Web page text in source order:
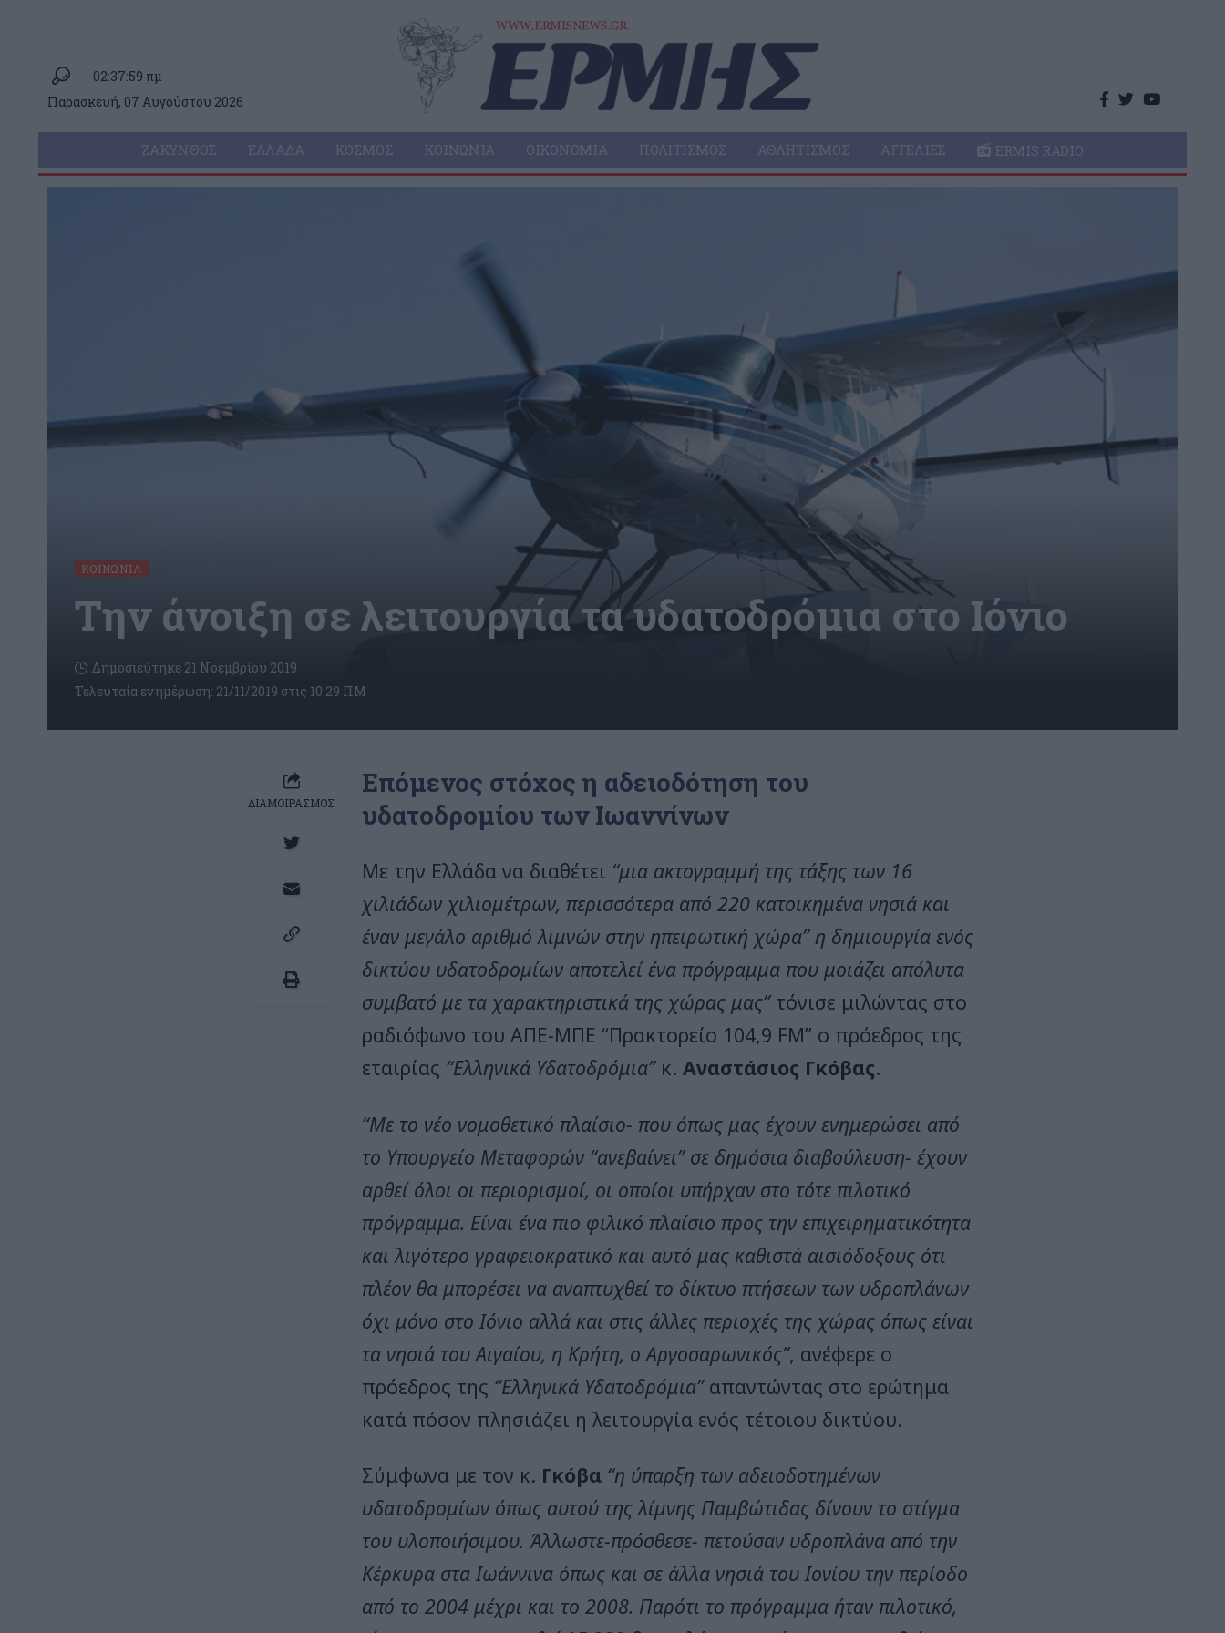
02:37:59 πμ
Παρασκευή, 07 Αυγούστου 2026
ΖΆΚΥΝΘΟΣ ΕΛΛΆΔΑ ΚΌΣΜΟΣ ΚΟΙΝΩΝΊΑ ΟΙΚΟΝΟΜΊΑ ΠΟΛΙΤΙΣΜΌΣ ΑΘΛΗΤΙΣΜΌΣ ΑΓΓΕΛΊΕΣ ERMIS RADIO
ΚΟΙΝΩΝΊΑ
Την άνοιξη σε λειτουργία τα υδατοδρόμια στο Ιόνιο
Τελευταία ενημέρωση: 21/11/2019 στις 10:29 ΠΜ
Δημοσιεύτηκε 21 Νοεμβρίου 2019
ΔΙΑΜΟΙΡΑΣΜΟΣ
Επόμενος στόχος η αδειοδότηση του
υδατοδρομίου των Ιωαννίνων
Με την Ελλάδα να διαθέτει “μια ακτογραμμή της τάξης των 16
χιλιάδων χιλιομέτρων, περισσότερα από 220 κατοικημένα νησιά και
έναν μεγάλο αριθμό λιμνών στην ηπειρωτική χώρα” η δημιουργία ενός
δικτύου υδατοδρομίων αποτελεί ένα πρόγραμμα που μοιάζει απόλυτα
συμβατό με τα χαρακτηριστικά της χώρας μας”τόνισε μιλώντας στο
ραδιόφωνο του ΑΠΕ-ΜΠΕ “Πρακτορείο 104,9 FM” o πρόεδρος της
εταιρίας “Ελληνικά Υδατοδρόμια”κ. Αναστάσιος Γκόβας.
“Με το νέο νομοθετικό πλαίσιο- που όπως μας έχουν ενημερώσει από
το Υπουργείο Μεταφορών “ανεβαίνει” σε δημόσια διαβούλευση- έχουν
αρθεί όλοι οι περιορισμοί, οι οποίοι υπήρχαν στο τότε πιλοτικό
πρόγραμμα. Είναι ένα πιο φιλικό πλαίσιο προς την επιχειρηματικότητα
και λιγότερο γραφειοκρατικό και αυτό μας καθιστά αισιόδοξους ότι
πλέον θα μπορέσει να αναπτυχθεί το δίκτυο πτήσεων των υδροπλάνων
όχι μόνο στο Ιόνιο αλλά και στις άλλες περιοχές της χώρας όπως είναι
τα νησιά του Αιγαίου, η Κρήτη, ο Αργοσαρωνικός”, ανέφερε ο
πρόεδρος της “Ελληνικά Υδατοδρόμια”απαντώντας στο ερώτημα
κατά πόσον πλησιάζει η λειτουργία ενός τέτοιου δικτύου.
Σύμφωνα με τον κ. Γκόβα “η ύπαρξη των αδειοδοτημένων
υδατοδρομίων όπως αυτού της λίμνης Παμβώτιδας δίνουν το στίγμα
του υλοποιήσιμου. Άλλωστε-πρόσθεσε- πετούσαν υδροπλάνα από την
Κέρκυρα στα Ιωάννινα όπως και σε άλλα νησιά του Ιονίου την περίοδο
από το 2004 μέχρι και το 2008. Παρότι το πρόγραμμα ήταν πιλοτικό,